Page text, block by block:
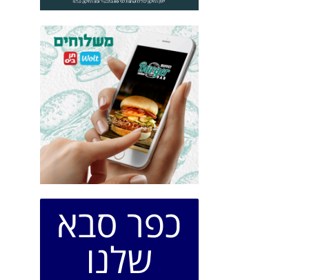
כפר סבא
שלנו